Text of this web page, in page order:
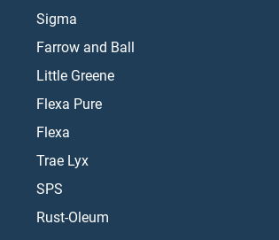
Sigma
Farrow and Ball
Little Greene
Flexa Pure
Flexa
Trae Lyx
SPS
Rust-Oleum